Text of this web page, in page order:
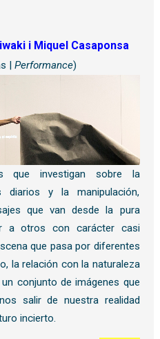
i Miquel Casaponsa
| Performance)
que investigan sobre la
diarios y la manipulación,
que van desde la pura
a otros con carácter casi
que pasa por diferentes
la relación con la naturaleza
conjunto de imágenes que
salir de nuestra realidad
incierto.